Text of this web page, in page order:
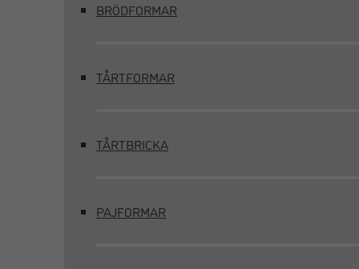
BRÖDFORMAR
TÅRTFORMAR
TÅRTBRICKA
PAJFORMAR